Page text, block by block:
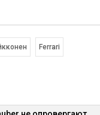
Ferrari